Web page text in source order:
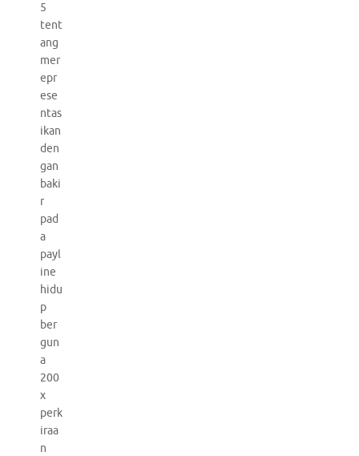
5
tent
ang
mer
epr
ese
ntas
ikan
den
gan
baki
r
pad
a
payl
ine
hidu
p
ber
gun
a
200
x
perk
iraa
n